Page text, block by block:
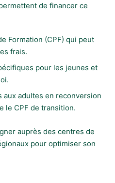
de financer ce
Formation (CPF) qui peut
frais.
pour les jeunes et
aux adultes en reconversion
le CPF de transition.
auprès des centres de
pour optimiser son